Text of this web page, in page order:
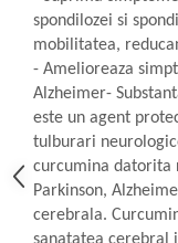
spondilozei si
mobilitatea,
- Amelioreaza
Alzheimer-
este un agent
tulburari
curcumina datorita
Parkinson,
cerebrala.